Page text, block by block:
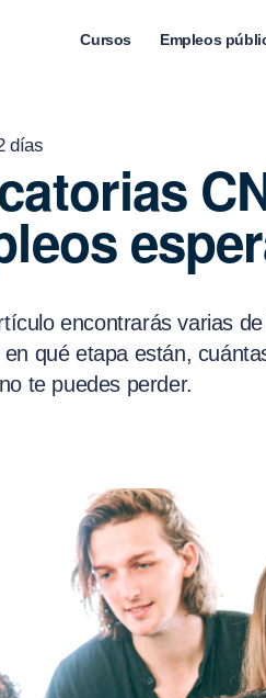
Cursos Empleos
días
encontrarás varias
en qué etapa están,
te puedes perder.